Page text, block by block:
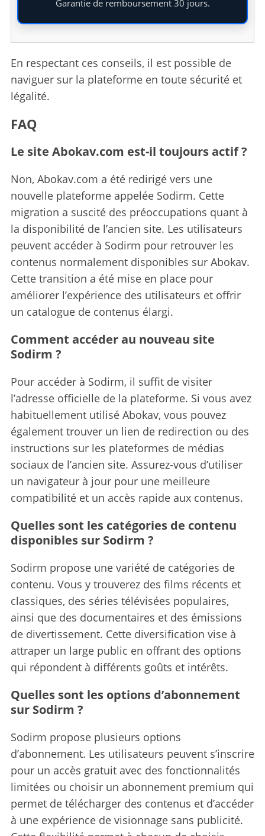
Garantie de remboursement 30 jours.
En respectant ces conseils, il est possible de
naviguer sur la plateforme en toute sécurité et
légalité.
FAQ
Le site Abokav.com est-il toujours actif ?
Non, Abokav.com a été redirigé vers une
nouvelle plateforme appelée Sodirm. Cette
migration a suscité des préoccupations quant à
la disponibilité de l’ancien site. Les utilisateurs
peuvent accéder à Sodirm pour retrouver les
contenus normalement disponibles sur Abokav.
Cette transition a été mise en place pour
améliorer l’expérience des utilisateurs et offrir
un catalogue de contenus élargi.
Comment accéder au nouveau site
Sodirm ?
Pour accéder à Sodirm, il suffit de visiter
l’adresse officielle de la plateforme. Si vous avez
habituellement utilisé Abokav, vous pouvez
également trouver un lien de redirection ou des
instructions sur les plateformes de médias
sociaux de l’ancien site. Assurez-vous d’utiliser
un navigateur à jour pour une meilleure
compatibilité et un accès rapide aux contenus.
Quelles sont les catégories de contenu
disponibles sur Sodirm ?
Sodirm propose une variété de catégories de
contenu. Vous y trouverez des films récents et
classiques, des séries télévisées populaires,
ainsi que des documentaires et des émissions
de divertissement. Cette diversification vise à
attraper un large public en offrant des options
qui répondent à différents goûts et intérêts.
Quelles sont les options d’abonnement
sur Sodirm ?
Sodirm propose plusieurs options
d’abonnement. Les utilisateurs peuvent s’inscrire
pour un accès gratuit avec des fonctionnalités
limitées ou choisir un abonnement premium qui
permet de télécharger des contenus et d’accéder
à une expérience de visionnage sans publicité.